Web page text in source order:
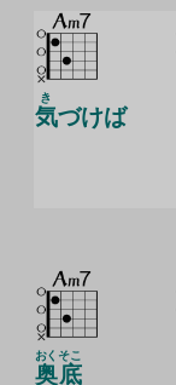
気
き
づけば
奥
おく
底
そこ